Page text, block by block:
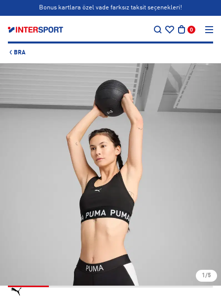
Bonus kartlara özel vade farksız taksit seçenekleri!
0
BRA
1/5